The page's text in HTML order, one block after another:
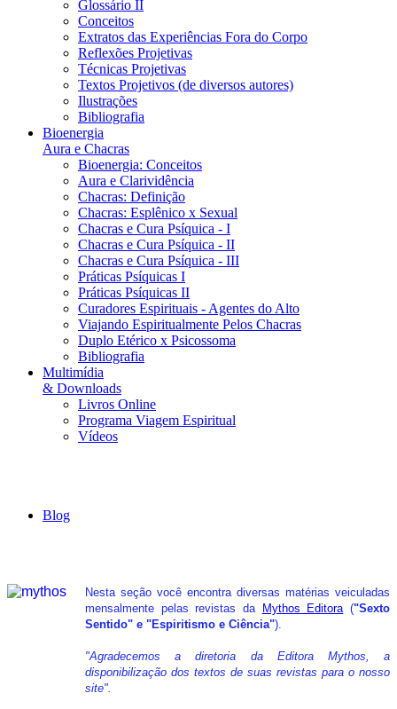
Glossário II
Conceitos
Extratos das Experiências Fora do Corpo
Reflexões Projetivas
Técnicas Projetivas
Textos Projetivos (de diversos autores)
Ilustrações
Bibliografia
Bioenergia
Aura e Chacras
Bioenergia: Conceitos
Aura e Clarividência
Chacras: Definição
Chacras: Esplênico x Sexual
Chacras e Cura Psíquica - I
Chacras e Cura Psíquica - II
Chacras e Cura Psíquica - III
Práticas Psíquicas I
Práticas Psíquicas II
Curadores Espirituais - Agentes do Alto
Viajando Espiritualmente Pelos Chacras
Duplo Etérico x Psicossoma
Bibliografia
Multimídia
& Downloads
Livros Online
Programa Viagem Espiritual
Vídeos
Blog
Nesta seção você encontra diversas matérias veiculadas
mensalmente pelas revistas da Mythos Editora("Sexto
Sentido" e "Espiritismo e Ciência").
"Agradecemos a diretoria da Editora Mythos, a
disponibilização dos textos de suas revistas para o nosso
site".